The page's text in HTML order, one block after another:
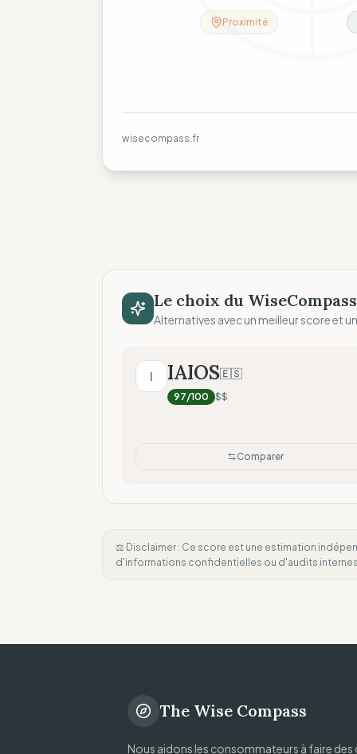
Proximité
wisecompass.fr
Le choix du WiseCompass
Alternatives avec un meilleur score et
I IAIOS🇪🇸
97/100 $$
Comparer
⚖️ Disclaimer : Ce score est une estimation
d'informations confidentielles ou d'audits
The Wise Compass
Nous aidons les consommateurs à faire des